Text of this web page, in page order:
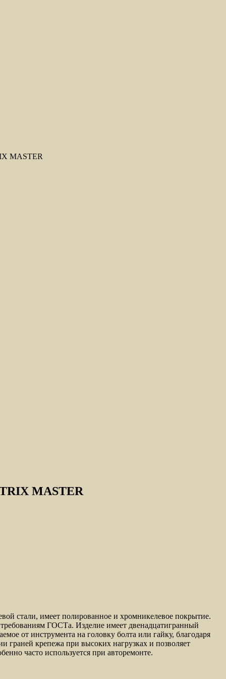
MASTER
MASTER
стали, имеет полированное и хромникелевое покрытие.
ГОСТа. Изделие имеет двенадцатигранный
от инструмента на головку болта или гайку, благодаря
граней крепежа при высоких нагрузках и позволяет
часто используется при авторемонте.